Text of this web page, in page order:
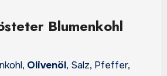
Blumenkohl
Olivenöl, Salz, Pfeffer,